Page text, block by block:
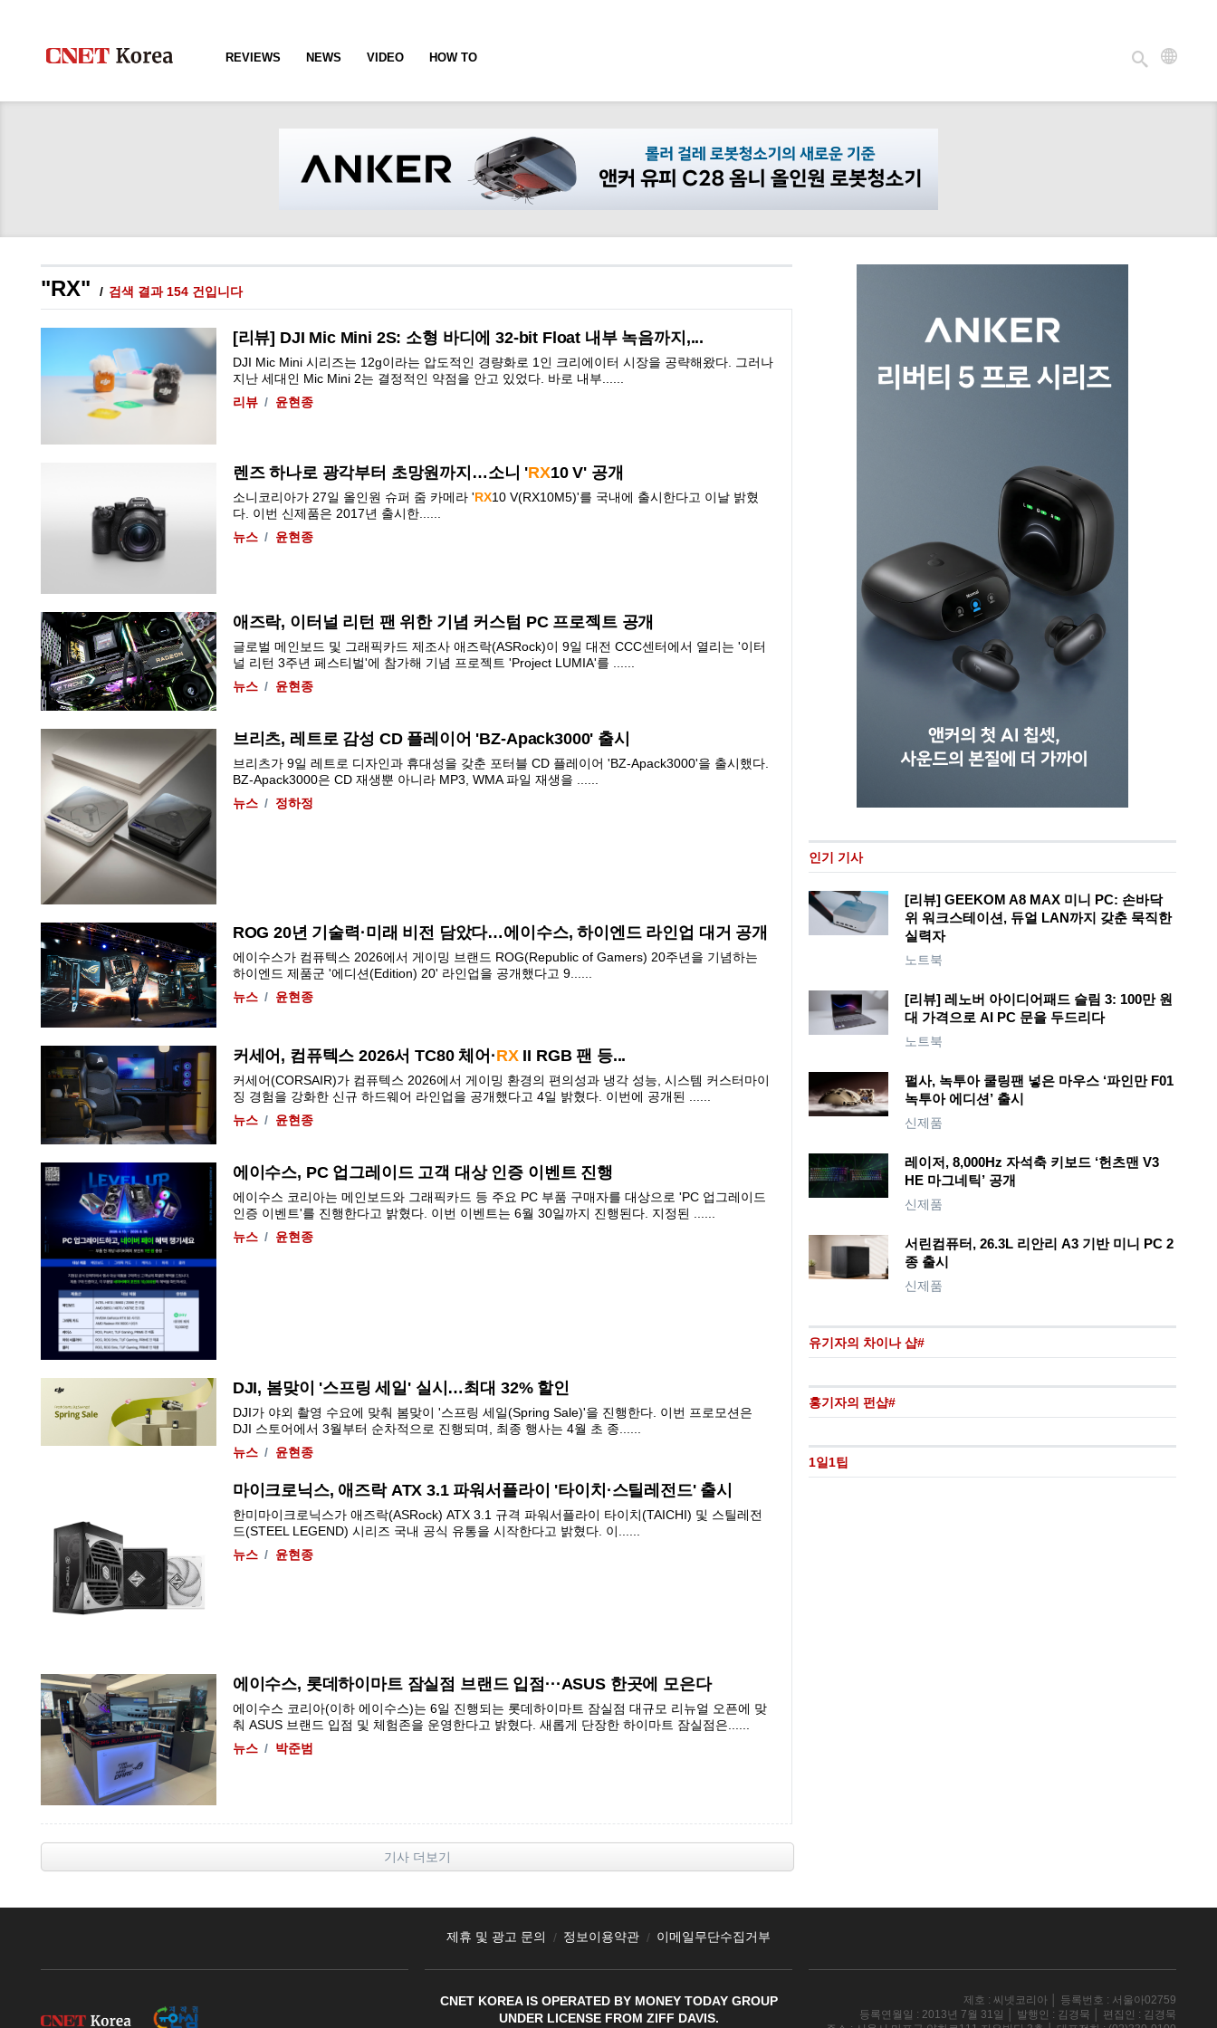
REVIEWS NEWS VIDEO HOW TO
"RX" 검색 결과 154 건입니다
[리뷰] DJI Mic Mini 2S: 소형 바디에 32-bit Float 내부 녹음까지,...
DJI Mic Mini 시리즈는 12g이라는 압도적인 경량화로 1인 크리에이터 시장을 공략해왔다. 그러나
지난 세대인 Mic Mini 2는 결정적인 약점을 안고 있었다. 바로 내부......
리뷰
윤현종
렌즈 하나로 광각부터 초망원까지…소니 'RX10 V' 공개
소니코리아가 27일 올인원 슈퍼 줌 카메라 'RX10 V(RX10M5)'를 국내에 출시한다고 이날 밝혔
다. 이번 신제품은 2017년 출시한......
뉴스
윤현종
애즈락, 이터널 리턴 팬 위한 기념 커스텀 PC 프로젝트 공개
글로벌 메인보드 및 그래픽카드 제조사 애즈락(ASRock)이 9일 대전 CCC센터에서 열리는 '이터
널 리턴 3주년 페스티벌'에 참가해 기념 프로젝트 'Project LUMIA'를 ......
뉴스
윤현종
브리츠, 레트로 감성 CD 플레이어 'BZ-Apack3000' 출시
브리츠가 9일 레트로 디자인과 휴대성을 갖춘 포터블 CD 플레이어 'BZ-Apack3000'을 출시했다.
BZ-Apack3000은 CD 재생뿐 아니라 MP3, WMA 파일 재생을 ......
뉴스
정하정
ROG 20년 기술력·미래 비전 담았다…에이수스, 하이엔드 라인업 대거 공개
에이수스가 컴퓨텍스 2026에서 게이밍 브랜드 ROG(Republic of Gamers) 20주년을 기념하는
하이엔드 제품군 '에디션(Edition) 20' 라인업을 공개했다고 9......
뉴스
윤현종
커세어, 컴퓨텍스 2026서 TC80 체어·RXII RGB 팬 등...
커세어(CORSAIR)가 컴퓨텍스 2026에서 게이밍 환경의 편의성과 냉각 성능, 시스템 커스터마이
징 경험을 강화한 신규 하드웨어 라인업을 공개했다고 4일 밝혔다. 이번에 공개된 ......
뉴스
윤현종
에이수스, PC 업그레이드 고객 대상 인증 이벤트 진행
에이수스 코리아는 메인보드와 그래픽카드 등 주요 PC 부품 구매자를 대상으로 'PC 업그레이드
인증 이벤트'를 진행한다고 밝혔다. 이번 이벤트는 6월 30일까지 진행된다. 지정된 ......
뉴스
윤현종
DJI, 봄맞이 '스프링 세일' 실시…최대 32% 할인
DJI가 야외 촬영 수요에 맞춰 봄맞이 '스프링 세일(Spring Sale)'을 진행한다. 이번 프로모션은
DJI 스토어에서 3월부터 순차적으로 진행되며, 최종 행사는 4월 초 종......
뉴스
윤현종
마이크로닉스, 애즈락 ATX 3.1 파워서플라이 '타이치·스틸레전드' 출시
한미마이크로닉스가 애즈락(ASRock) ATX 3.1 규격 파워서플라이 타이치(TAICHI) 및 스틸레전
드(STEEL LEGEND) 시리즈 국내 공식 유통을 시작한다고 밝혔다. 이......
뉴스
윤현종
에이수스, 롯데하이마트 잠실점 브랜드 입점···ASUS 한곳에 모은다
에이수스 코리아(이하 에이수스)는 6일 진행되는 롯데하이마트 잠실점 대규모 리뉴얼 오픈에 맞
춰 ASUS 브랜드 입점 및 체험존을 운영한다고 밝혔다. 새롭게 단장한 하이마트 잠실점은......
뉴스
박준범
기사 더보기
인기 기사
[리뷰] GEEKOM A8 MAX 미니 PC: 손바닥
위 워크스테이션, 듀얼 LAN까지 갖춘 묵직한
실력자
노트북
[리뷰] 레노버 아이디어패드 슬림 3: 100만 원
대 가격으로 AI PC 문을 두드리다
노트북
펄사, 녹투아 쿨링팬 넣은 마우스 ‘파인만 F01
녹투아 에디션’ 출시
신제품
레이저, 8,000Hz 자석축 키보드 ‘헌츠맨 V3
HE 마그네틱’ 공개
신제품
서린컴퓨터, 26.3L 리안리 A3 기반 미니 PC 2
종 출시
신제품
유기자의 차이나 샵#
홍기자의 펀샵#
1일1팁
제휴 및 광고 문의 정보이용약관 이메일무단수집거부
CNET KOREA IS OPERATED BY MONEY TODAY GROUP
UNDER LICENSE FROM ZIFF DAVIS.
제호 : 씨넷코리아 │ 등록번호 : 서울아02759
등록연월일 : 2013년 7월 31일 │ 발행인 : 김경묵 │ 편집인 : 김경묵